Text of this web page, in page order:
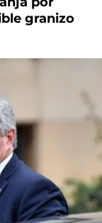
granizo